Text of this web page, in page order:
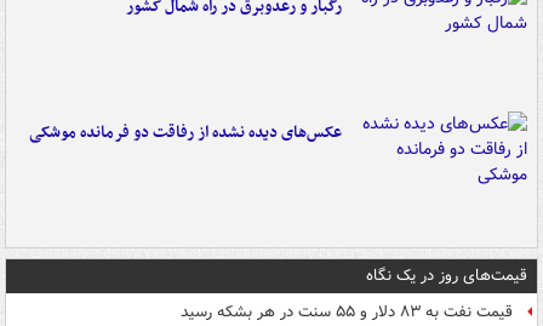
رگبار و رعدوبرق در راه شمال کشور
عکس‌های دیده نشده از رفاقت دو فرمانده‌ موشکی
قیمت‌های روز در یک نگاه
قیمت نفت به ۸۳ دلار و ۵۵ سنت در هر بشکه رسید